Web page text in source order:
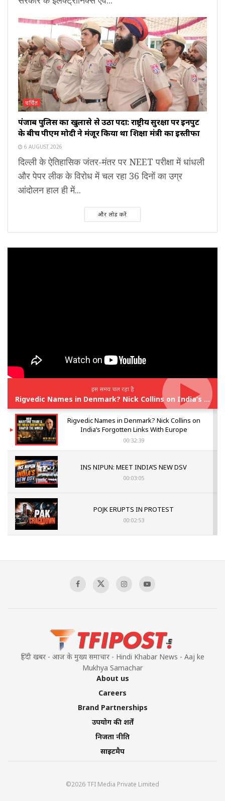
चर्चित
पंजाब पुलिस का खुलासे से उठा पर्दा: राष्ट्रीय सुरक्षा पर इनपुट
के बीच पीएम मोदी ने मंजूर किया था शिक्षा मंत्री का इस्तीफा
6 AUGUST 2026
दिल्ली के ऐतिहासिक जंतर-मंतर पर NEET परीक्षा में धांधली
और पेपर लीक के विरोध में चल रहा 36 दिनों का उग्र
आंदोलन हाल ही में...
और लोड करें
इस समय चल रहा है
Rigvedic Names in Denmark? Nick Collins on India’s Forgotten Links With Europe
Rigvedic Names in Denmark? Nick Collins on
India’s Forgotten Links With Europe
00:32:39
INS NIPUN: MEET INDIA’S NEW DSV
00:03:05
POJK ERUPTS IN PROTEST
00:02:53
Sagar
हिंदी खबर - आज के मुख्य समाचार - Hindi Khabar News - Aaj ke
Mukhya Samachar
About us
Careers
Brand Partnerships
उपयोग की शर्तें
निजता नीति
साइटमैप
©2026 TFI Media Private Limited